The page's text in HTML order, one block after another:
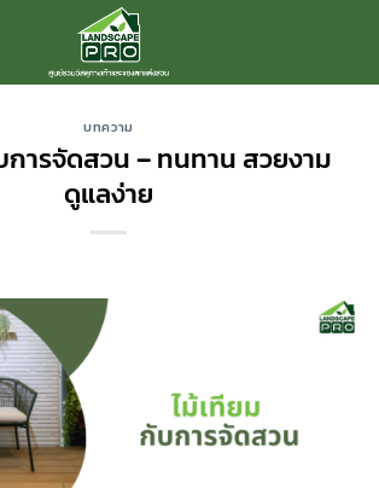
บทความ
การจัดสวน – ทนทาน สวยงาม
ดูแลง่าย